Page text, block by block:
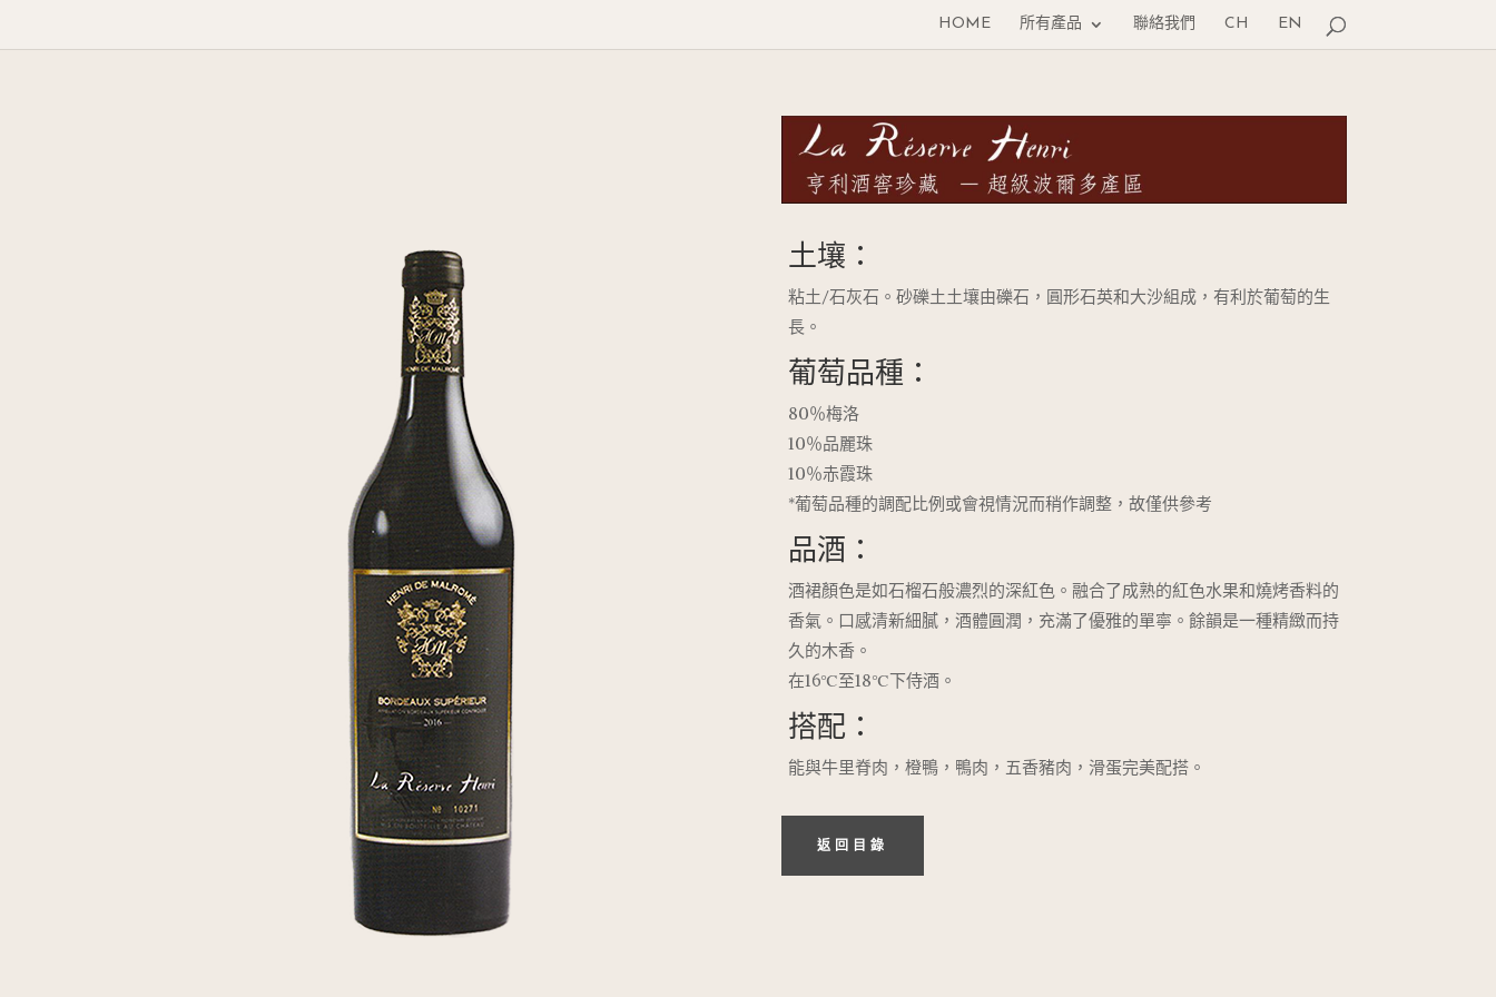
HOME 所有產品 聯絡我們 CH EN
土壤：
粘土/石灰石。砂礫土土壤由礫石，圓形石英和大沙組成，有利於葡萄的生
長。
葡萄品種：
80％梅洛
10％品麗珠
10％赤霞珠
*葡萄品種的調配比例或會視情況而稍作調整，故僅供參考
品酒：
酒裙顏色是如石榴石般濃烈的深紅色。融合了成熟的紅色水果和燒烤香料的
香氣。口感清新細膩，酒體圓潤，充滿了優雅的單寧。餘韻是一種精緻而持
久的木香。
在16℃至18℃下侍酒。
搭配：
能與牛里脊肉，橙鴨，鴨肉，五香豬肉，滑蛋完美配搭。
返回目錄